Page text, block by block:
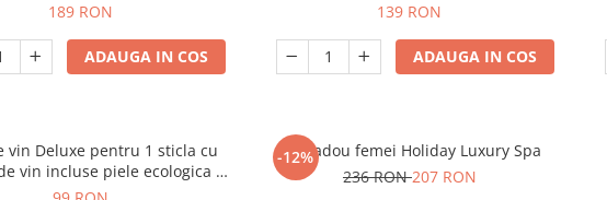
189 RON
ADAUGA IN COS
139 RON
ADAUGA IN COS
vin Deluxe pentru 1 sticla cu
vin incluse piele ecologica de
crocodil
-12%
Set cadou femei Holiday Luxury Spa
236 RON207 RON